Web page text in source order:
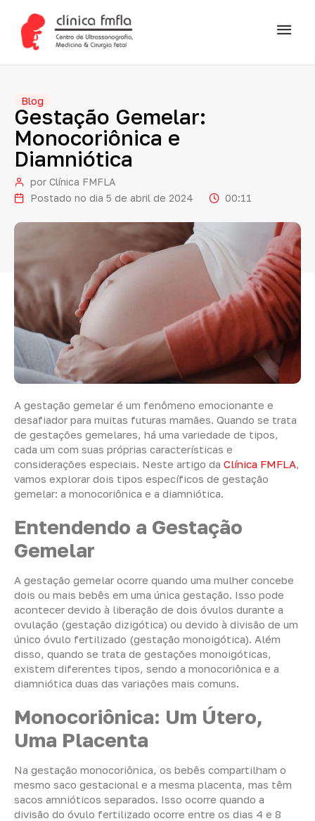
Blog
Gestação Gemelar:
Monocoriônica e
Diamniótica
por Clínica FMFLA
Postado no dia 5 de abril de 2024 00:11
A gestação gemelar é um fenômeno emocionante e
desafiador para muitas futuras mamães. Quando se trata
de gestações gemelares, há uma variedade de tipos,
cada um com suas próprias características e
considerações especiais. Neste artigo da Clínica FMFLA,
vamos explorar dois tipos específicos de gestação
gemelar: a monocoriônica e a diamniótica.
Entendendo a Gestação
Gemelar
A gestação gemelar ocorre quando uma mulher concebe
dois ou mais bebês em uma única gestação. Isso pode
acontecer devido à liberação de dois óvulos durante a
ovulação (gestação dizigótica) ou devido à divisão de um
único óvulo fertilizado (gestação monoigótica). Além
disso, quando se trata de gestações monoigóticas,
existem diferentes tipos, sendo a monocoriônica e a
diamniótica duas das variações mais comuns.
Monocoriônica: Um Útero,
Uma Placenta
Na gestação monocoriônica, os bebês compartilham o
mesmo saco gestacional e a mesma placenta, mas têm
sacos amnióticos separados. Isso ocorre quando a
divisão do óvulo fertilizado ocorre entre os dias 4 e 8